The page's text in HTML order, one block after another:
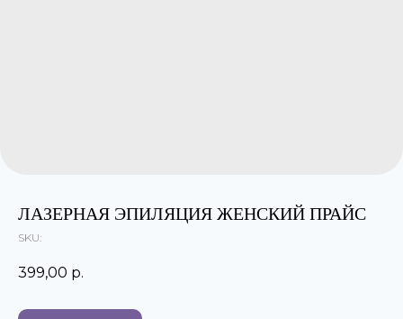
ЛАЗЕРНАЯ ЭПИЛЯЦИЯ ЖЕНСКИЙ ПРАЙС
SKU:
399,00 р.